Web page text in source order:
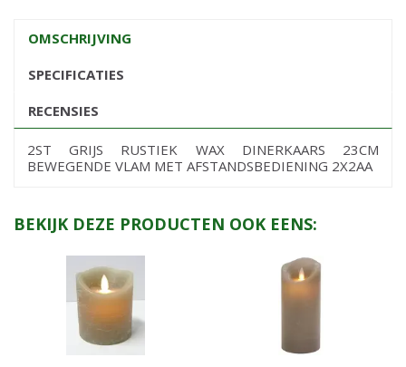
OMSCHRIJVING
SPECIFICATIES
RECENSIES
2ST GRIJS RUSTIEK WAX DINERKAARS 23CM
BEWEGENDE VLAM MET AFSTANDSBEDIENING 2X2AA
BEKIJK DEZE PRODUCTEN OOK EENS: